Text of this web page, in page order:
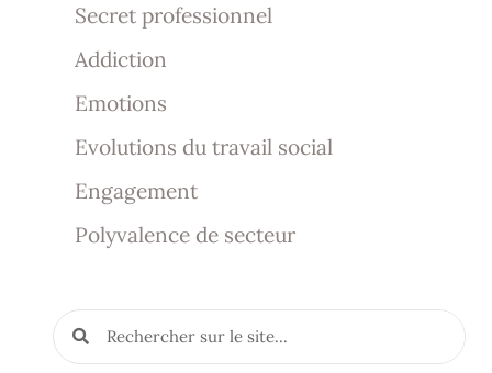
Secret professionnel
Addiction
Emotions
Evolutions du travail social
Engagement
Polyvalence de secteur